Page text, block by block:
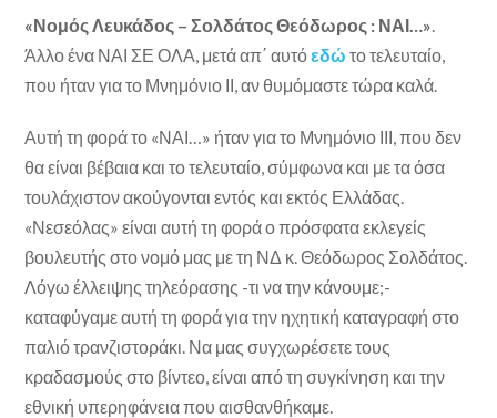
«Νομός Λευκάδος – Σολδάτος Θεόδωρος : ΝΑΙ…».
Άλλο ένα ΝΑΙ ΣΕ ΟΛΑ, μετά απ΄ αυτόεδώ το τελευταίο,
που ήταν για το Μνημόνιο ΙΙ, αν θυμόμαστε τώρα καλά.
Αυτή τη φορά το «ΝΑΙ…» ήταν για το Μνημόνιο ΙΙΙ, που δεν
θα είναι βέβαια και το τελευταίο, σύμφωνα και με τα όσα
τουλάχιστον ακούγονται εντός και εκτός Ελλάδας.
«Νεσεόλας» είναι αυτή τη φορά ο πρόσφατα εκλεγείς
βουλευτής στο νομό μας με τη ΝΔ κ. Θεόδωρος Σολδάτος.
Λόγω έλλειψης τηλεόρασης -τι να την κάνουμε;-
καταφύγαμε αυτή τη φορά για την ηχητική καταγραφή στο
παλιό τρανζιστοράκι. Να μας συγχωρέσετε τους
κραδασμούς στο βίντεο, είναι από τη συγκίνηση και την
εθνική υπερηφάνεια που αισθανθήκαμε.